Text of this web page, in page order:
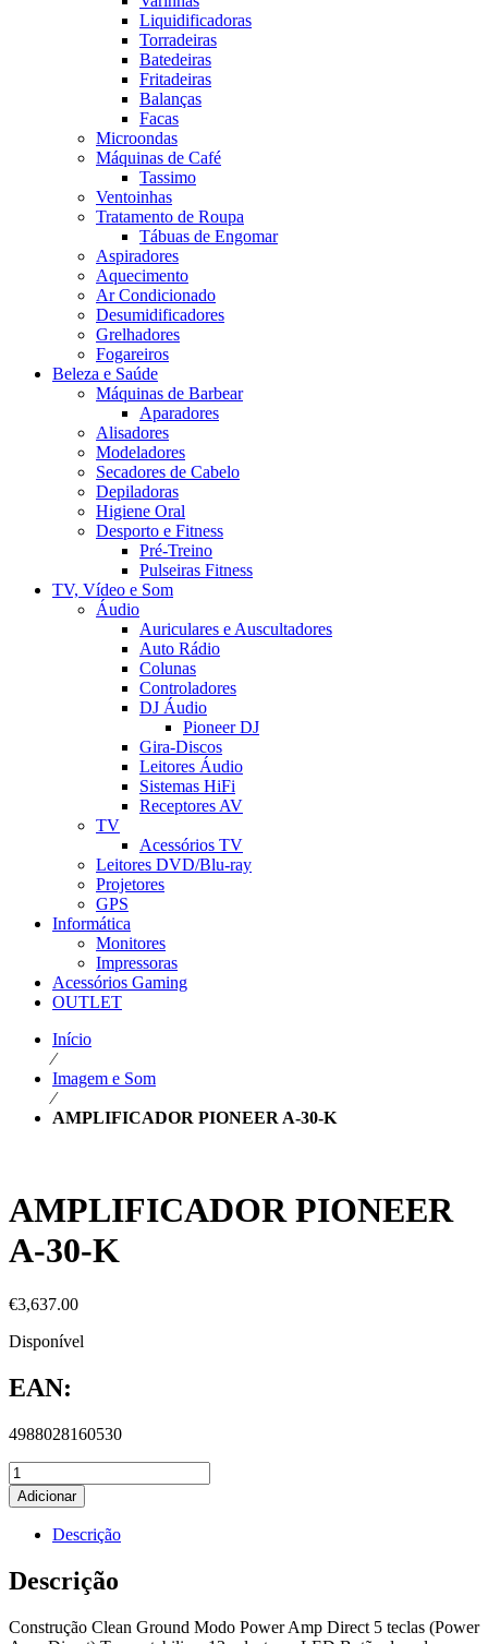
Liquidificadoras
Torradeiras
Batedeiras
Fritadeiras
Balanças
Facas
Microondas
Máquinas de Café
Tassimo
Ventoinhas
Tratamento de Roupa
Tábuas de Engomar
Aspiradores
Aquecimento
Ar Condicionado
Desumidificadores
Grelhadores
Fogareiros
Beleza e Saúde
Máquinas de Barbear
Aparadores
Alisadores
Modeladores
Secadores de Cabelo
Depiladoras
Higiene Oral
Desporto e Fitness
Pré-Treino
Pulseiras Fitness
TV, Vídeo e Som
Áudio
Auriculares e Auscultadores
Auto Rádio
Colunas
Controladores
DJ Áudio
Pioneer DJ
Gira-Discos
Leitores Áudio
Sistemas HiFi
Receptores AV
TV
Acessórios TV
Leitores DVD/Blu-ray
Projetores
GPS
Informática
Monitores
Impressoras
Acessórios Gaming
OUTLET
Início
⁄
Imagem e Som
⁄
AMPLIFICADOR PIONEER A-30-K
AMPLIFICADOR PIONEER
A-30-K
€3,637.00
Disponível
EAN:
4988028160530
Adicionar
Descrição
Descrição
Construção Clean Ground Modo Power Amp Direct 5 teclas (Power